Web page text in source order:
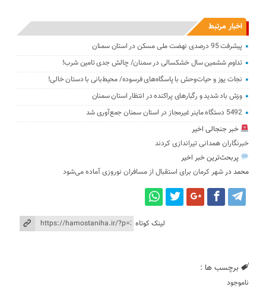
اخبار مرتبط
پیشرفت 95 درصدی نهضت ملی مسکن در استان سمنان
تداوم ششمین سال خشکسالی در سمنان/ چالش‌ جدی‌ تامین شرب!
نجات یوز و حیات‌وحش با پاسگاه‌های فرسوده/ ‌محیط‌بانی با دستان خالی!
وزش باد شدید و رگبارهای پراکنده در انتظار استان سمنان
5492 دستگاه ماینر غیرمجاز در استان سمنان جمع‌آوری شد
خبر جنجالی اخیر
خبرنگاران همدانی تیراندازی کردند
پربحث‌ترین خبر اخیر
محمد درشهر کرمان برای استقبال از مسافران نوروزی آماده می‌شود
لینک کوتاه
برچسب ها :
ناموجود